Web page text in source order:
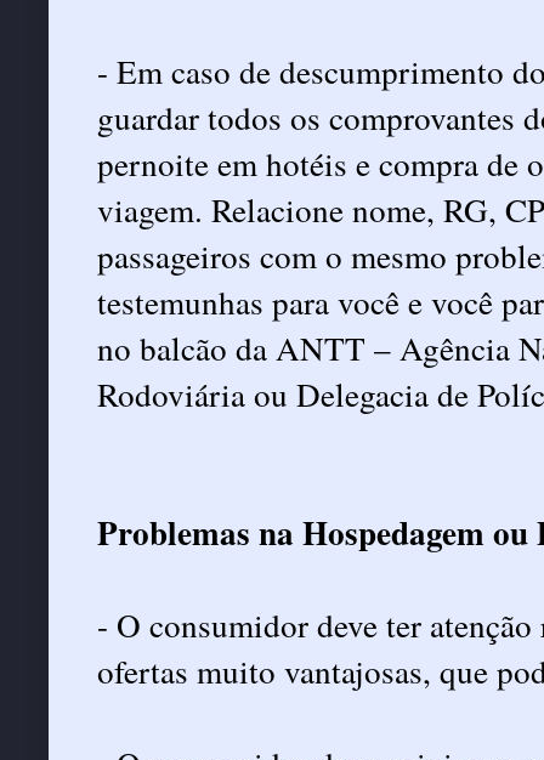
- Em caso de descumprimento
guardar todos os comprovantes
pernoite em hotéis e compra de
viagem. Relacione nome, RG,
passageiros com o mesmo
testemunhas para você e você
no balcão da ANTT – Agência
Rodoviária ou Delegacia de
Problemas na Hospedagem
- O consumidor deve ter
ofertas muito vantajosas, que